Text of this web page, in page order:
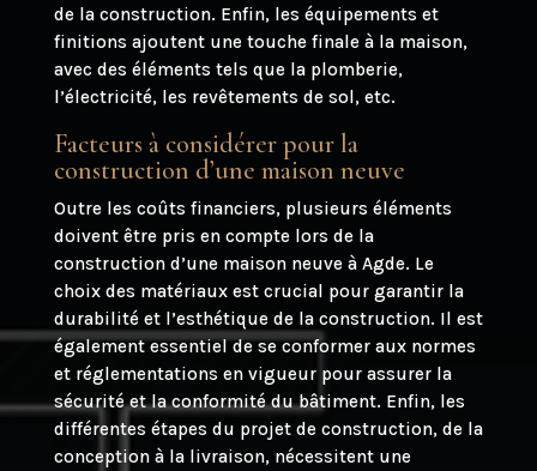
de la construction. Enfin, les équipements et
finitions ajoutent une touche finale à la maison,
avec des éléments tels que la plomberie,
l’électricité, les revêtements de sol, etc.
Facteurs à considérer pour la
construction d’une maison neuve
Outre les coûts financiers, plusieurs éléments
doivent être pris en compte lors de la
construction d’une maison neuve à Agde. Le
choix des matériaux est crucial pour garantir la
durabilité et l’esthétique de la construction. Il est
également essentiel de se conformer aux normes
et réglementations en vigueur pour assurer la
sécurité et la conformité du bâtiment. Enfin, les
différentes étapes du projet de construction, de la
conception à la livraison, nécessitent une